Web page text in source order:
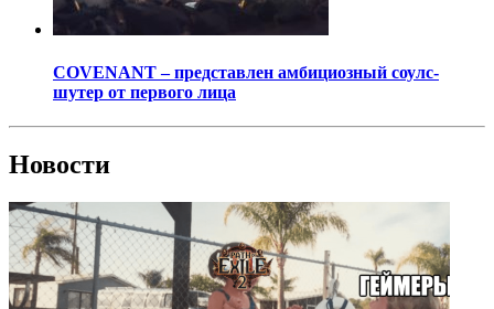
COVENANT – представлен амбициозный соулс-
шутер от первого лица
Новости